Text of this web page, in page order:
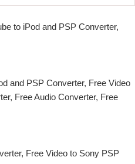
to iPod and PSP Converter,
and PSP Converter, Free Video
Free Audio Converter, Free
Free Video to Sony PSP